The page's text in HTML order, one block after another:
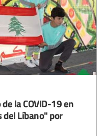
la COVID-19 en
Líbano" por